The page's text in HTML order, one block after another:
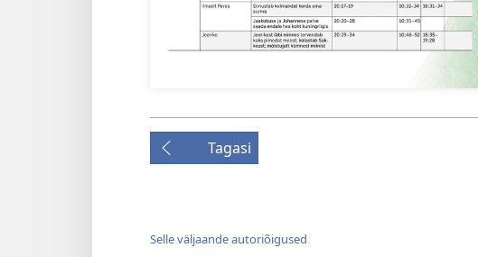
Tagasi
Selle väljaande autoriõigused